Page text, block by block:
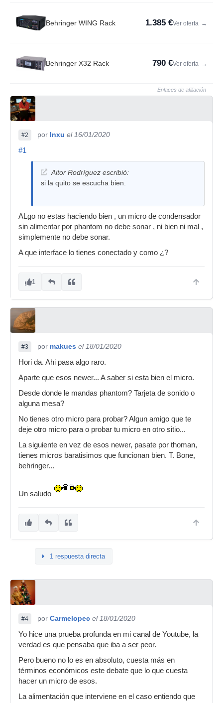
Behringer WING Rack 1.385 €Ver oferta →
Behringer X32 Rack 790 €Ver oferta →
Enlaces de afiliación
#2 por Inxu el 16/01/2020
#1
Aitor Rodríguez escribió:
si la quito se escucha bien.
ALgo no estas haciendo bien , un micro de condensador
sin alimentar por phantom no debe sonar , ni bien ni mal ,
simplemente no debe sonar.
A que interface lo tienes conectado y como ¿?
1
#3 por makues el 18/01/2020
Hori da. Ahi pasa algo raro.
Aparte que esos newer... A saber si esta bien el micro.
Desde donde le mandas phantom? Tarjeta de sonido o
alguna mesa?
No tienes otro micro para probar? Algun amigo que te
deje otro micro para o probar tu micro en otro sitio...
La siguiente en vez de esos newer, pasate por thoman,
tienes micros baratisimos que funcionan bien. T. Bone,
behringer...
Un saludo
1 respuesta directa
#4 por Carmelopec el 18/01/2020
Yo hice una prueba profunda en mi canal de Youtube, la
verdad es que pensaba que iba a ser peor.
Pero bueno no lo es en absoluto, cuesta más en
términos económicos este debate que lo que cuesta
hacer un micro de esos.
La alimentación que interviene en el caso entiendo que